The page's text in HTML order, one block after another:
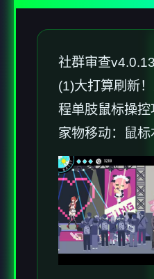
社群审查
(1)大打算刷新
程单肢鼠标操控
家物移动：鼠标